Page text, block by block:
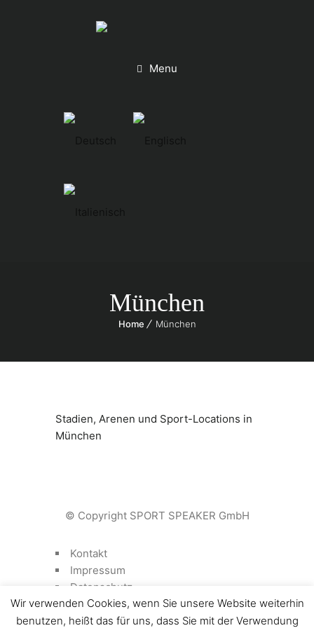
Menu
München
Home München
Stadien, Arenen und Sport-Locations in
München
© Copyright SPORT SPEAKER GmbH
Kontakt
Impressum
Datenschutz
Wir verwenden Cookies, wenn Sie unsere Website weiterhin
benutzen, heißt das für uns, dass Sie mit der Verwendung